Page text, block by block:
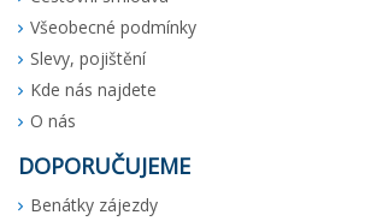
Všeobecné podmínky
Slevy, pojištění
Kde nás najdete
O nás
DOPORUČUJEME
Benátky zájezdy